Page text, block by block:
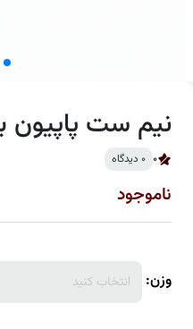
نیم ست پاپیون
0 0 دیدگاه
ناموجود
وزن: انتخاب کنید